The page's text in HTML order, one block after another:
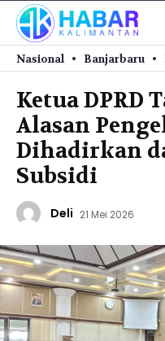
Nasional Banjarbaru
Ketua DPRD
Alasan
Dihadirkan
Subsidi
Deli 21 Mei 2026